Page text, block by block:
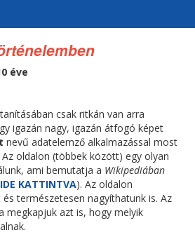
éve
csak ritkán van arra
igazán nagy, igazán átfogó képet
nevű adatelemző alkalmazással most
oldalon (többek között) egy olyan
ami bemutatja a Wikipediában
IDE KATTINTVA). Az oldalon
természetesen nagyíthatunk is. Az
megkapjuk azt is, hogy melyik